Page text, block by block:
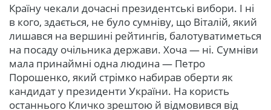
Країну чекали дочасні президентські вибори. І ні
в кого, здається, не було сумніву, що Віталій, який
лишався на вершині рейтингів, балотуватиметься
на посаду очільника держави. Хоча — ні. Сумніви
мала принаймні одна людина — Петро
Порошенко, який стрімко набирав оберти як
кандидат у президенти України. На користь
останнього Кличко зрештою й відмовився від